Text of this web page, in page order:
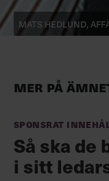
Mats Hedlund,
Mer på
Sponsrat
Så ska de
i sitt